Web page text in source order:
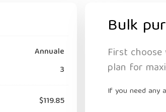
Annuale
3
$119.85
Bulk
First
plan for
If you need any